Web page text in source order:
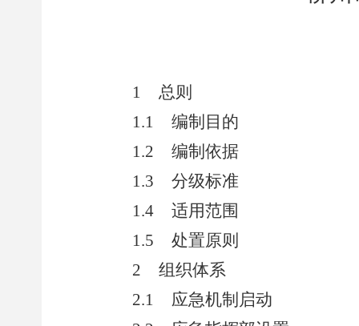
1 总则
1.1
编制目的
1.2
编制依据
1.3
分级标准
1.4
适用范围
1.5
处置原则
2 组织体系
2.1
应急机制启动